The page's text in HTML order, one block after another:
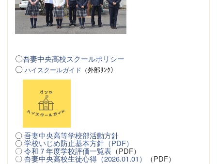
〇吾妻中央高校スクールポリシー
〇 ハイスクールガイド （外部ﾘﾝｸ）
〇吾妻中央高等学校部活動方針
〇学校いじめ防止基本方針（PDF）
〇令和７年度学校評価一覧表 （PDF）
〇吾妻中央高校生徒心得（2026.01.01）
（PDF）